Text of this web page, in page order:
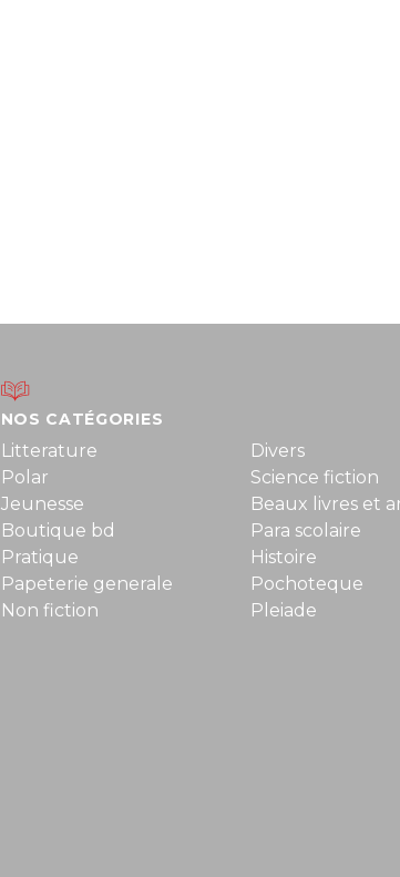
NOS CATÉGORIES
Litterature
Polar
Jeunesse
Boutique bd
Pratique
Papeterie generale
Non fiction
Divers
Science fiction
Beaux livres et
Para scolaire
Histoire
Pochoteque
Pleiade